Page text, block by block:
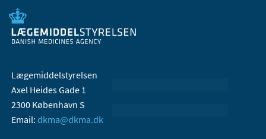
Lægemiddelstyrelsen
Axel Heides Gade 1
2300 København S
Email: dkma@dkma.dk